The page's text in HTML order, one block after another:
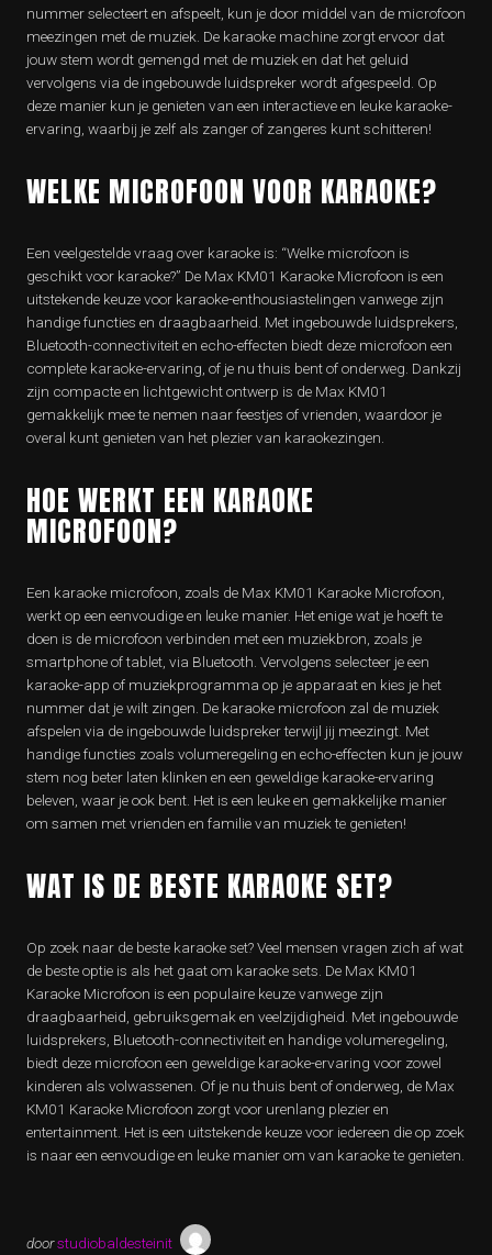
nummer selecteert en afspeelt, kun je door middel van de microfoon
meezingen met de muziek. De karaoke machine zorgt ervoor dat
jouw stem wordt gemengd met de muziek en dat het geluid
vervolgens via de ingebouwde luidspreker wordt afgespeeld. Op
deze manier kun je genieten van een interactieve en leuke karaoke-
ervaring, waarbij je zelf als zanger of zangeres kunt schitteren!
WELKE MICROFOON VOOR KARAOKE?
Een veelgestelde vraag over karaoke is: “Welke microfoon is
geschikt voor karaoke?” De Max KM01 Karaoke Microfoon is een
uitstekende keuze voor karaoke-enthousiastelingen vanwege zijn
handige functies en draagbaarheid. Met ingebouwde luidsprekers,
Bluetooth-connectiviteit en echo-effecten biedt deze microfoon een
complete karaoke-ervaring, of je nu thuis bent of onderweg. Dankzij
zijn compacte en lichtgewicht ontwerp is de Max KM01
gemakkelijk mee te nemen naar feestjes of vrienden, waardoor je
overal kunt genieten van het plezier van karaokezingen.
HOE WERKT EEN KARAOKE
MICROFOON?
Een karaoke microfoon, zoals de Max KM01 Karaoke Microfoon,
werkt op een eenvoudige en leuke manier. Het enige wat je hoeft te
doen is de microfoon verbinden met een muziekbron, zoals je
smartphone of tablet, via Bluetooth. Vervolgens selecteer je een
karaoke-app of muziekprogramma op je apparaat en kies je het
nummer dat je wilt zingen. De karaoke microfoon zal de muziek
afspelen via de ingebouwde luidspreker terwijl jij meezingt. Met
handige functies zoals volumeregeling en echo-effecten kun je jouw
stem nog beter laten klinken en een geweldige karaoke-ervaring
beleven, waar je ook bent. Het is een leuke en gemakkelijke manier
om samen met vrienden en familie van muziek te genieten!
WAT IS DE BESTE KARAOKE SET?
Op zoek naar de beste karaoke set? Veel mensen vragen zich af wat
de beste optie is als het gaat om karaoke sets. De Max KM01
Karaoke Microfoon is een populaire keuze vanwege zijn
draagbaarheid, gebruiksgemak en veelzijdigheid. Met ingebouwde
luidsprekers, Bluetooth-connectiviteit en handige volumeregeling,
biedt deze microfoon een geweldige karaoke-ervaring voor zowel
kinderen als volwassenen. Of je nu thuis bent of onderweg, de Max
KM01 Karaoke Microfoon zorgt voor urenlang plezier en
entertainment. Het is een uitstekende keuze voor iedereen die op zoek
is naar een eenvoudige en leuke manier om van karaoke te genieten.
doorstudiobaldesteinit